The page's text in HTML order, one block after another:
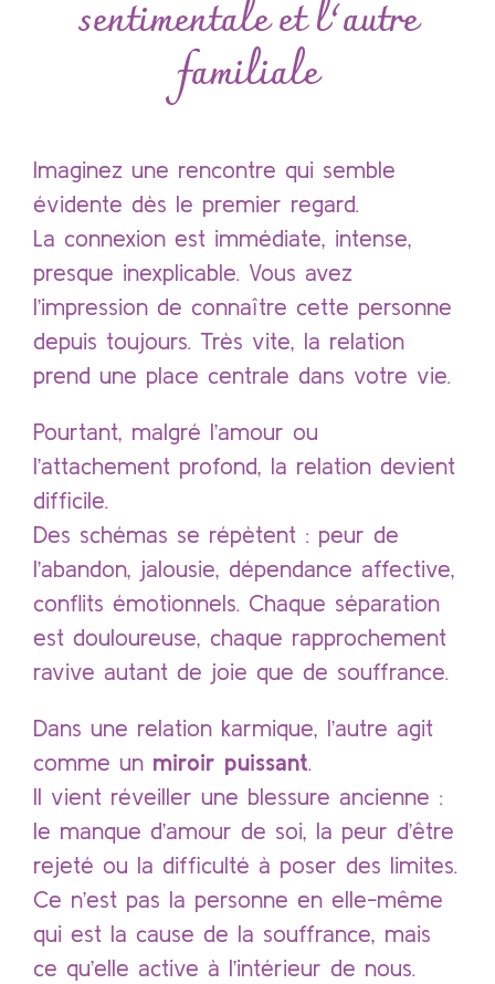
sentimentale et l’autre
familiale
Imaginez une rencontre qui semble
évidente dès le premier regard.
La connexion est immédiate, intense,
presque inexplicable. Vous avez
l’impression de connaître cette personne
depuis toujours. Très vite, la relation
prend une place centrale dans votre vie.
Pourtant, malgré l’amour ou
l’attachement profond, la relation devient
difficile.
Des schémas se répètent : peur de
l’abandon, jalousie, dépendance affective,
conflits émotionnels. Chaque séparation
est douloureuse, chaque rapprochement
ravive autant de joie que de souffrance.
Dans une relation karmique, l’autre agit
comme un miroir puissant
Il vient réveiller une blessure ancienne :
le manque d’amour de soi, la peur d’être
rejeté ou la difficulté à poser des limites.
Ce n’est pas la personne en elle-même
qui est la cause de la souffrance, mais
ce qu’elle active à l’intérieur de nous.